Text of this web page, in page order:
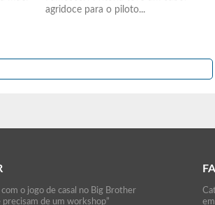
agridoce para o piloto...
com o jogo de casal no Big Brother
precisam de um workshop”